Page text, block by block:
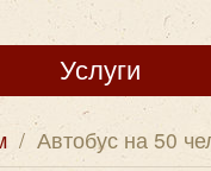
Услуги
/ Автобус на 50